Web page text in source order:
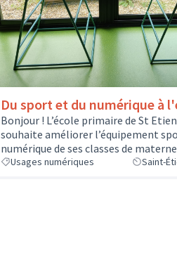
Du sport et du numérique à
Bonjour ! L’école primaire de St
souhaite améliorer l’équipement
numérique de ses classes de
Usages numériques Saint-